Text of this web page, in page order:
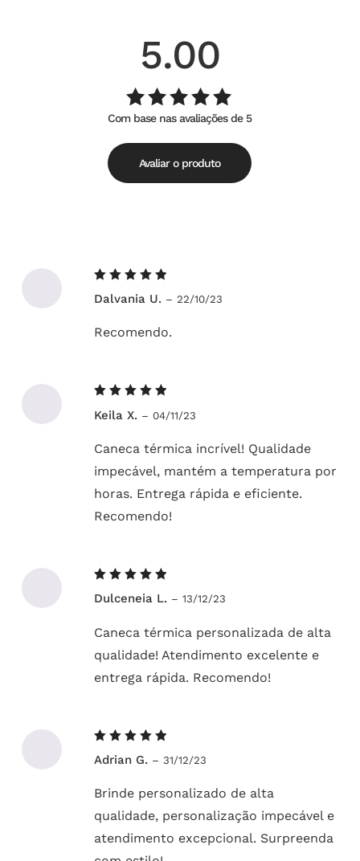
5.00
Avaliação
5.00de
5
Com base nas avaliações de 5
Avaliar o produto
5de 5
Dalvania U. – 22/10/23
Recomendo.
5de 5
Keila X. – 04/11/23
Caneca térmica incrível! Qualidade
impecável, mantém a temperatura por
horas. Entrega rápida e eficiente.
Recomendo!
5de 5
Dulceneia L. – 13/12/23
Caneca térmica personalizada de alta
qualidade! Atendimento excelente e
entrega rápida. Recomendo!
5de 5
Adrian G. – 31/12/23
Brinde personalizado de alta
qualidade, personalização impecável e
atendimento excepcional. Surpreenda